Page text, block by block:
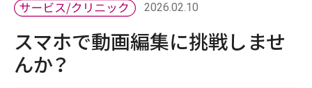
2026.02.10
スマホで動画編集に挑戦しませ
んか？